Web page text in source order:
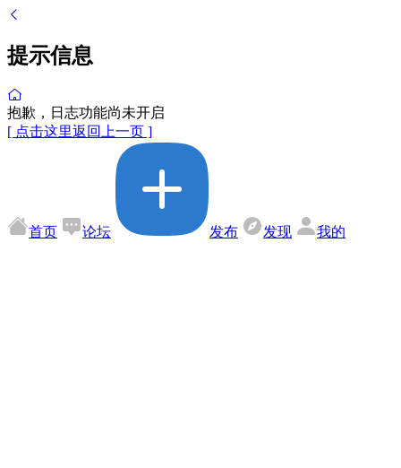
提示信息
抱歉，日志功能尚未开启
[ 点击这里返回上一页 ]
首页 论坛 发布 发现 我的